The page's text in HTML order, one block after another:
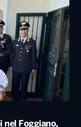
nel Foggiano,